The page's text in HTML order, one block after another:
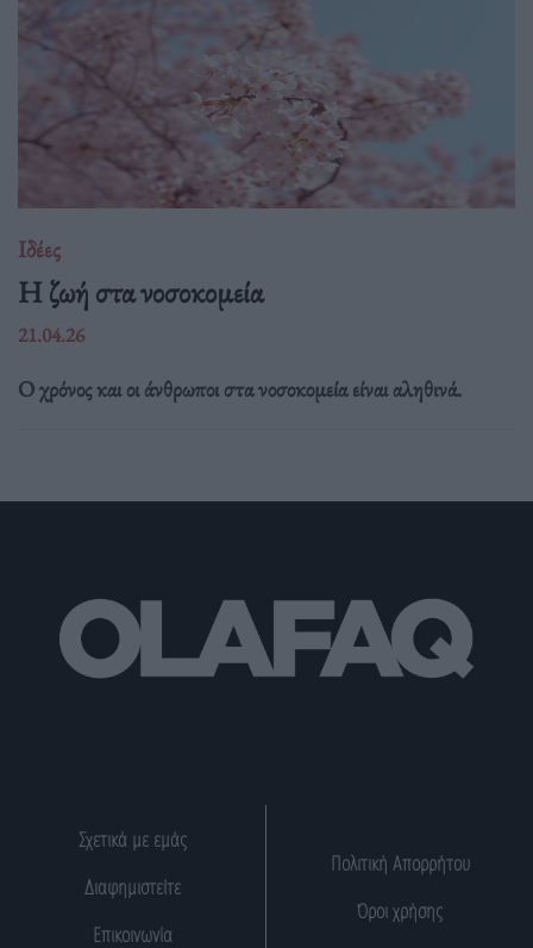
Ιδέες
Η ζωή στα νοσοκομεία
21.04.26
Ο χρόνος και οι άνθρωποι στα νοσοκομεία είναι αληθινά.
Σχετικά με εμάς
Διαφημιστείτε
Επικοινωνία
Πολιτική Απορρήτου
Όροι χρήσης